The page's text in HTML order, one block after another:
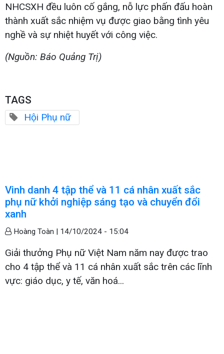
NHCSXH đều luôn cố gắng, nỗ lực phấn đấu hoàn
thành xuất sắc nhiệm vụ được giao bằng tình yêu
nghề và sự nhiệt huyết với công việc.
(Nguồn: Báo Quảng Trị)
TAGS
Hội Phụ nữ
Vinh danh 4 tập thể và 11 cá nhân xuất sắc
phụ nữ khởi nghiệp sáng tạo và chuyển đổi
xanh
Hoàng Toàn | 14/10/2024 - 15:04
Giải thưởng Phụ nữ Việt Nam năm nay được trao
cho 4 tập thể và 11 cá nhân xuất sắc trên các lĩnh
vực: giáo dục, y tế, văn hoá...